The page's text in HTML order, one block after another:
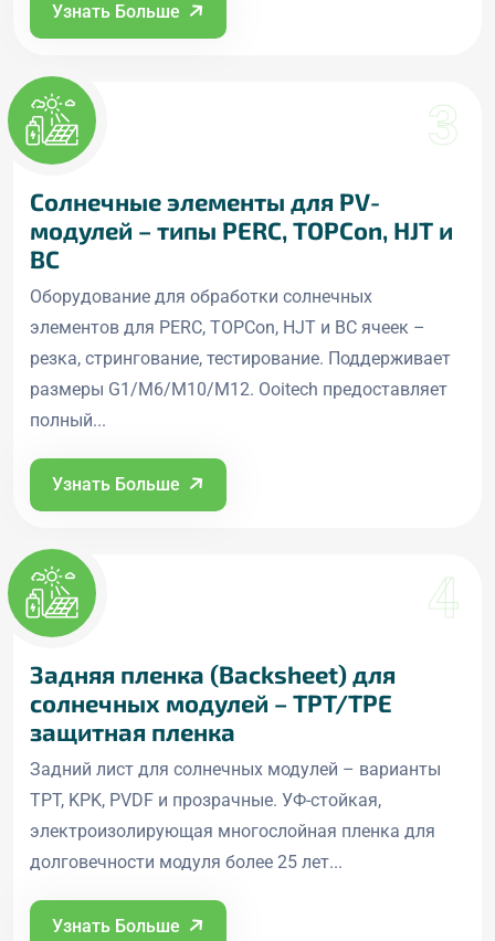
Узнать Больше
3
Солнечные элементы для PV-
модулей – типы PERC, TOPCon, HJT и
BC
Оборудование для обработки солнечных
элементов для PERC, TOPCon, HJT и BC ячеек –
резка, стрингование, тестирование. Поддерживает
размеры G1/M6/M10/M12. Ooitech предоставляет
полный...
Узнать Больше
4
Задняя пленка (Backsheet) для
солнечных модулей – TPT/TPE
защитная пленка
Задний лист для солнечных модулей – варианты
TPT, KPK, PVDF и прозрачные. УФ-стойкая,
электроизолирующая многослойная пленка для
долговечности модуля более 25 лет...
Узнать Больше